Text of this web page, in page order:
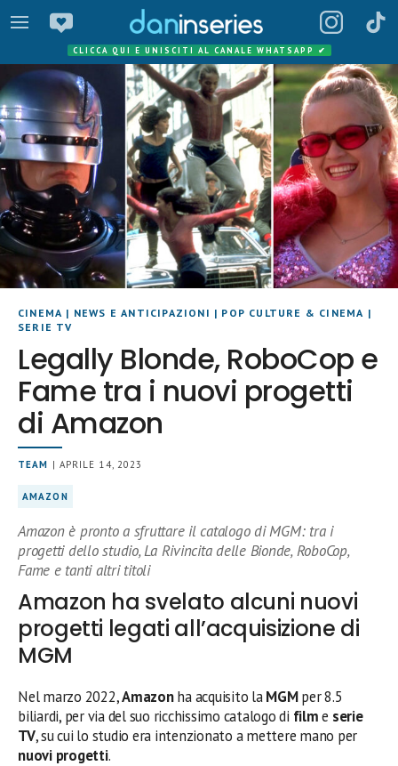
CLICCA QUI E UNISCITI AL CANALE WHATSAPP ✔
CINEMA | NEWS E ANTICIPAZIONI | POP CULTURE & CINEMA |
SERIE TV
Legally Blonde, RoboCop e
Fame tra i nuovi progetti
di Amazon
TEAM | APRILE 14, 2023
AMAZON
Amazon è pronto a sfruttare il catalogo di MGM: tra i
progetti dello studio, La Rivincita delle Bionde, RoboCop,
Fame e tanti altri titoli
Amazon ha svelato alcuni nuovi
progetti legati all’acquisizione di
MGM
Nel marzo 2022,Amazonha acquisito laMGMper 8.5
biliardi, per via del suo ricchissimo catalogo di filme serie
TV, su cui lo studio era intenzionato a mettere mano per
nuovi progetti.